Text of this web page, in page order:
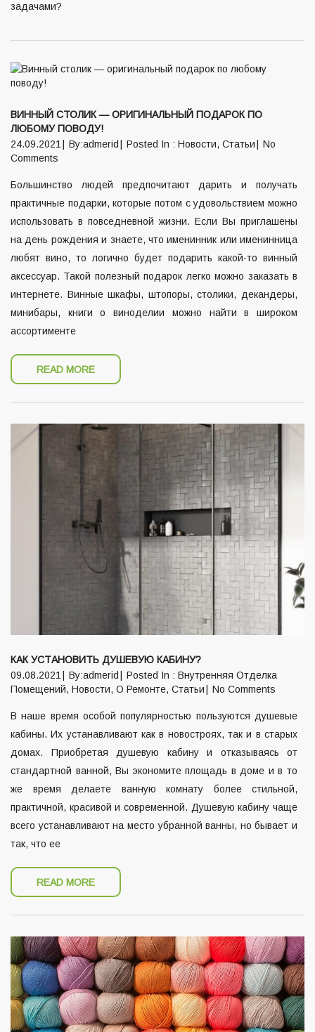
задачами?
ВИННЫЙ СТОЛИК — ОРИГИНАЛЬНЫЙ ПОДАРОК ПО
ЛЮБОМУ ПОВОДУ!
24.09.2021
By:admerid Posted In : Новости, Статьи
No
Comments
Большинство людей предпочитают дарить и получать
практичные подарки, которые потом с удовольствием можно
использовать в повседневной жизни. Если Вы приглашены
на день рождения и знаете, что именинник или именинница
любят вино, то логично будет подарить какой-то винный
аксессуар. Такой полезный подарок легко можно заказать в
интернете. Винные шкафы, штопоры, столики, декандеры,
минибары, книги о виноделии можно найти в широком
ассортименте
READ MORE
КАК УСТАНОВИТЬ ДУШЕВУЮ КАБИНУ?
09.08.2021
By:admerid Posted In : Внутренняя Отделка
Помещений, Новости, О Ремонте, Статьи No Comments
В наше время особой популярностью пользуются душевые
кабины. Их устанавливают как в новостроях, так и в старых
домах. Приобретая душевую кабину и отказываясь от
стандартной ванной, Вы экономите площадь в доме и в то
же время делаете ванную комнату более стильной,
практичной, красивой и современной. Душевую кабину чаще
всего устанавливают на место убранной ванны, но бывает и
так, что ее
READ MORE